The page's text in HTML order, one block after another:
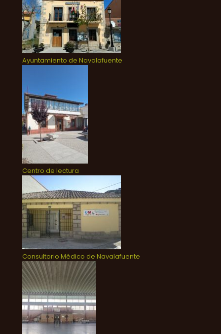
Ayuntamiento de Navalafuente
Centro de lectura
Consultorio Médico de Navalafuente